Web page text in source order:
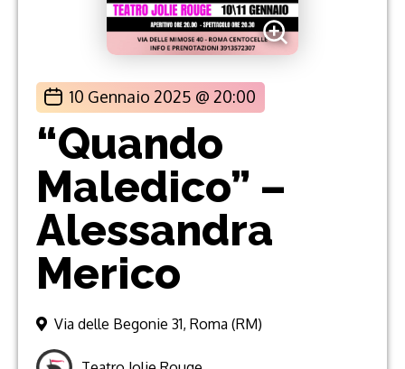
10 Gennaio 2025 @ 20:00
“Quando
Maledico” –
Alessandra
Merico
Via delle Begonie 31, Roma (RM)